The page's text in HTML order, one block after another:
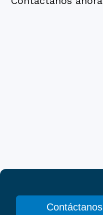
Contáctanos